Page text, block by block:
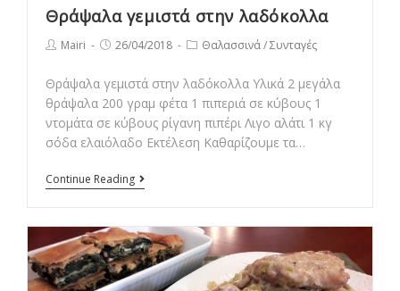
Θράψαλα γεμιστά στην λαδόκολλα
PostMairi
Post26/04/2018
PostΘαλασσινά/Συνταγές
Θράψαλα γεμιστά στην λαδόκολλα Υλικά 2 μεγάλα
θράψαλα 200 γραμ φέτα 1 πιπεριά σε κύβους 1
ντομάτα σε κύβους ρίγανη πιπέρι Λιγο αλάτι 1 κγ
σόδα ελαιόλαδο Εκτέλεση Καθαρίζουμε τα…
Continue Reading Θράψαλα
λαδόκολλα